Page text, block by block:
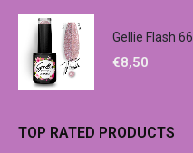
Gellie Flash 66
€8,50
TOP RATED PRODUCTS